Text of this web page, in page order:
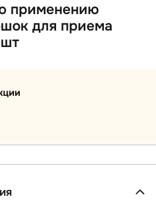
применению
для приема